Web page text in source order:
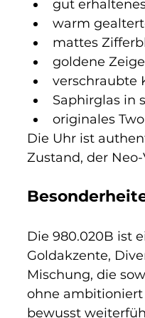
gut
warm
mattes
goldene
verschraubte
Saphirglas in
originales
Die Uhr ist
Zustand, der
Die 980.020B ist
Goldakzente,
Mischung, die
ohne
bewusst